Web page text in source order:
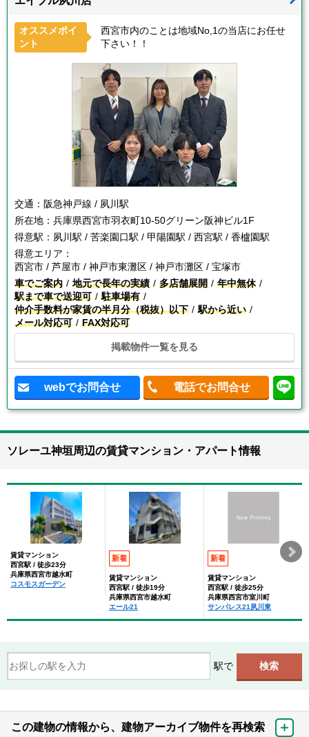
オススメポイ
ント
西宮市内のことは地域No,1の当店にお任せ
下さい！！
交通： 阪急神戸線 / 夙川駅
所在地： 兵庫県西宮市羽衣町10-50グリーン阪神ビル1F
得意駅： 夙川駅 / 苦楽園口駅 / 甲陽園駅 / 西宮駅 / 香櫨園駅
得意エリア：
西宮市 / 芦屋市 / 神戸市東灘区 / 神戸市灘区 / 宝塚市
車でご案内
地元で長年の実績 多店舗展開
年中無休
駅まで車で送迎可
駐車場有
仲介手数料が家賃の半月分（税抜）以下
駅から近い
メール対応可
FAX対応可
掲載物件一覧を見る
webでお問合せ 電話でお問合せ
ソレーユ神垣周辺の賃貸マンション・アパート情報
賃貸マンション
西宮駅 / 徒歩23分
兵庫県西宮市越水町
コスモスガーデン
新着
賃貸マンション
西宮駅 / 徒歩19分
兵庫県西宮市越水町
エール21
新着
賃貸マンション
西宮駅 / 徒歩25分
兵庫県西宮市室川町
サンパレス21夙川東
駅で
この建物の情報から、建物アーカイブ物件を再検索